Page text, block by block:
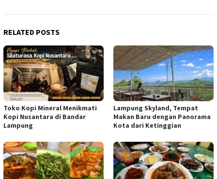
RELATED POSTS
Toko Kopi Mineral Menikmati
Kopi Nusantara di Bandar
Lampung
Lampung Skyland, Tempat
Makan Baru dengan Panorama
Kota dari Ketinggian